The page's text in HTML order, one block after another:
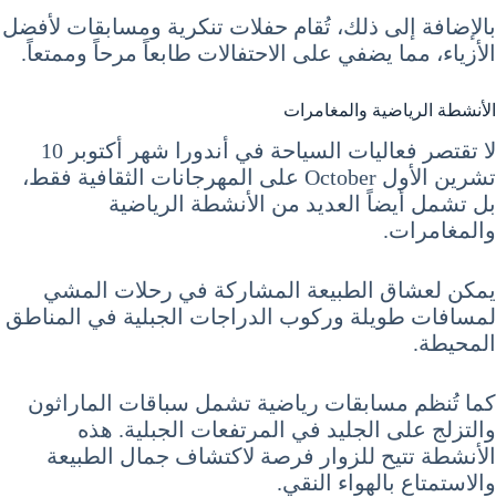
بالإضافة إلى ذلك، تُقام حفلات تنكرية ومسابقات لأفضل
الأزياء، مما يضفي على الاحتفالات طابعاً مرحاً وممتعاً.
الأنشطة الرياضية والمغامرات
لا تقتصر فعاليات السياحة في أندورا شهر أكتوبر 10
تشرين الأول October على المهرجانات الثقافية فقط،
بل تشمل أيضاً العديد من الأنشطة الرياضية
والمغامرات.
يمكن لعشاق الطبيعة المشاركة في رحلات المشي
لمسافات طويلة وركوب الدراجات الجبلية في المناطق
المحيطة.
كما تُنظم مسابقات رياضية تشمل سباقات الماراثون
والتزلج على الجليد في المرتفعات الجبلية. هذه
الأنشطة تتيح للزوار فرصة لاكتشاف جمال الطبيعة
والاستمتاع بالهواء النقي.